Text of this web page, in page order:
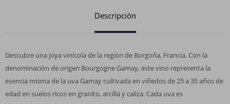
Descripción
Descubre una joya vinícola de la región de Borgoña, Francia. Con la
denominación de origen Bourgogne Gamay, este vino representa la
esencia misma de la uva Gamay cultivada en viñedos de 25 a 35 años de
edad en suelos ricos en granito, arcilla y caliza. Cada uva es